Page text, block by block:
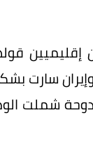
سارت
شملت